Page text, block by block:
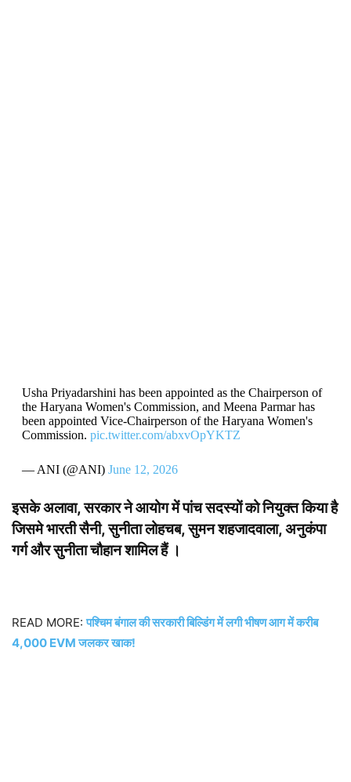
Usha Priyadarshini has been appointed as the Chairperson of
the Haryana Women's Commission, and Meena Parmar has
been appointed Vice-Chairperson of the Haryana Women's
Commission. pic.twitter.com/abxvOpYKTZ
— ANI (@ANI) June 12, 2026
इसके अलावा, सरकार ने आयोग में पांच सदस्यों को नियुक्त किया है
जिसमे भारती सैनी, सुनीता लोहचब, सुमन शहजादवाला, अनुकंपा
गर्ग और सुनीता चौहान शामिल हैं ।
READ MORE:पश्चिम बंगाल की सरकारी बिल्डिंग में लगी भीषण आग में करीब
4,000 EVM जलकर खाक!